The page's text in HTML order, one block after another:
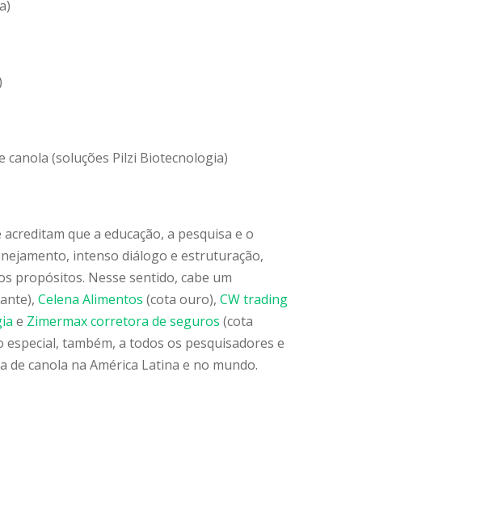
(soluções Pilzi Biotecnologia)
que a educação, a pesquisa e o
intenso diálogo e estruturação,
propósitos. Nesse sentido, cabe um
Celena Alimentos (cota ouro), CW trading
e Zimermax corretora de seguros (cota
especial, também, a todos os pesquisadores e
canola na América Latina e no mundo.